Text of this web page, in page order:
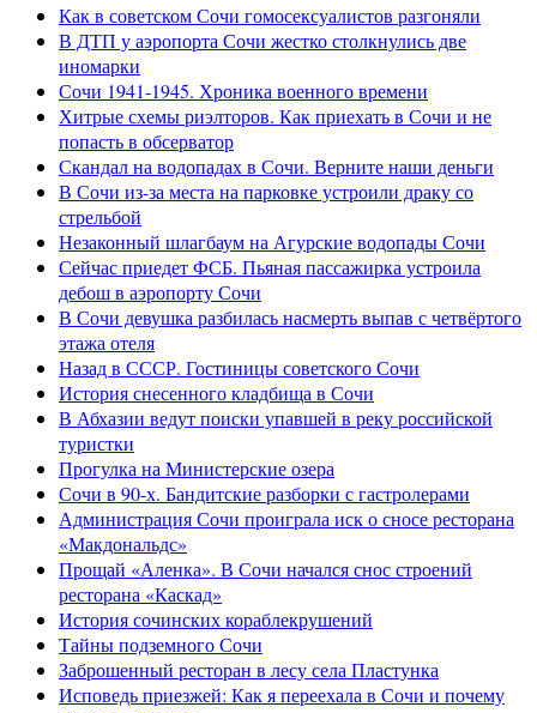
Как в советском Сочи гомосексуалистов разгоняли
В ДТП у аэропорта Сочи жестко столкнулись две
иномарки
Сочи 1941-1945. Хроника военного времени
Хитрые схемы риэлторов. Как приехать в Сочи и не
попасть в обсерватор
Скандал на водопадах в Сочи. Верните наши деньги
В Сочи из-за места на парковке устроили драку со
стрельбой
Незаконный шлагбаум на Агурские водопады Сочи
Сейчас приедет ФСБ. Пьяная пассажирка устроила
дебош в аэропорту Сочи
В Сочи девушка разбилась насмерть выпав с четвёртого
этажа отеля
Назад в СССР. Гостиницы советского Сочи
История снесенного кладбища в Сочи
В Абхазии ведут поиски упавшей в реку российской
туристки
Прогулка на Министерские озера
Сочи в 90-х. Бандитские разборки с гастролерами
Администрация Сочи проиграла иск о сносе ресторана
«Макдональдс»
Прощай «Аленка». В Сочи начался снос строений
ресторана «Каскад»
История сочинских кораблекрушений
Тайны подземного Сочи
Заброшенный ресторан в лесу села Пластунка
Исповедь приезжей: Как я переехала в Сочи и почему